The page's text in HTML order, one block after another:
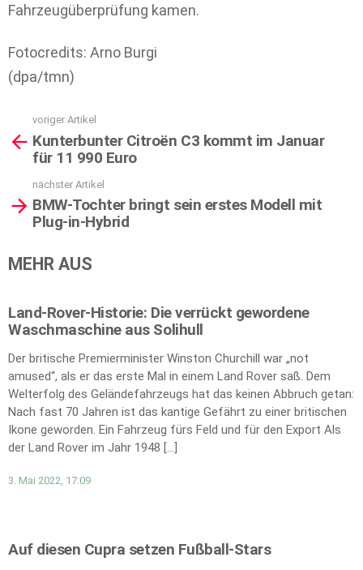
Fahrzeugüberprüfung kamen.
Fotocredits: Arno Burgi
(dpa/tmn)
more
voriger Artikel
Kunterbunter Citroën C3 kommt im Januar
für 11 990 Euro
nächster Artikel
BMW-Tochter bringt sein erstes Modell mit
Plug-in-Hybrid
MEHR AUS
Land-Rover-Historie: Die verrückt gewordene
Waschmaschine aus Solihull
Der britische Premierminister Winston Churchill war „not
amused“, als er das erste Mal in einem Land Rover saß. Dem
Welterfolg des Geländefahrzeugs hat das keinen Abbruch getan:
Nach fast 70 Jahren ist das kantige Gefährt zu einer britischen
Ikone geworden. Ein Fahrzeug fürs Feld und für den Export Als
der Land Rover im Jahr 1948 […]
3. Mai 2022, 17:09
Auf diesen Cupra setzen Fußball-Stars